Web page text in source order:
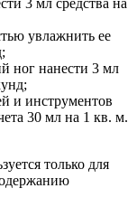
увлажнить ее
ног нанести 3 мл
и инструментов
30 мл на 1 кв. м.
только для